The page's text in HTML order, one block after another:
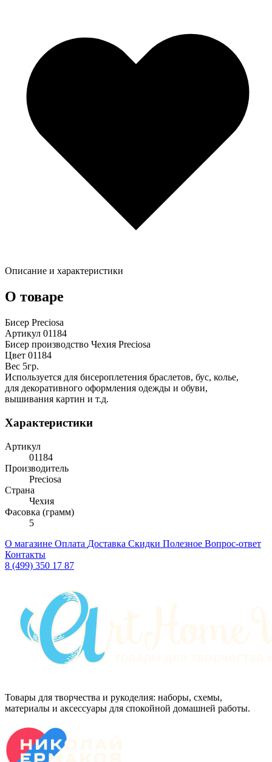
Описание и характеристики
О товаре
Бисер Preciosa
Артикул 01184
Бисер производство Чехия Preciosa
Цвет 01184
Вес 5гр.
Используется для бисероплетения браслетов, бус, колье,
для декоративного оформления одежды и обуви,
вышивания картин и т.д.
Характеристики
Артикул
01184
Производитель
Preciosa
Страна
Чехия
Фасовка (грамм)
5
О магазине Оплата Доставка Скидки Полезное Вопрос-ответ
Контакты
8 (499) 350 17 87
Товары для творчества и рукоделия: наборы, схемы,
материалы и аксессуары для спокойной домашней работы.